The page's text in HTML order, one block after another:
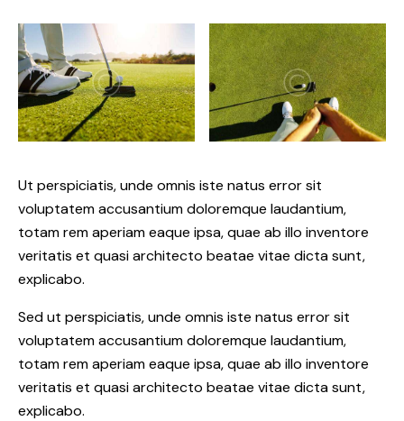
Ut perspiciatis, unde omnis iste natus error sit
voluptatem accusantium doloremque laudantium,
totam rem aperiam eaque ipsa, quae ab illo inventore
veritatis et quasi architecto beatae vitae dicta sunt,
explicabo.
Sed ut perspiciatis, unde omnis iste natus error sit
voluptatem accusantium doloremque laudantium,
totam rem aperiam eaque ipsa, quae ab illo inventore
veritatis et quasi architecto beatae vitae dicta sunt,
explicabo.